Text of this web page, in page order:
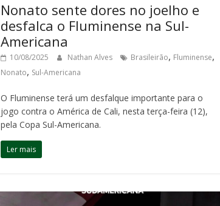
Nonato sente dores no joelho e
desfalca o Fluminense na Sul-
Americana
10/08/2025 Nathan Alves Brasileirão, Fluminense,
Nonato, Sul-Americana
O Fluminense terá um desfalque importante para o
jogo contra o América de Cali, nesta terça-feira (12),
pela Copa Sul-Americana.
Ler mais